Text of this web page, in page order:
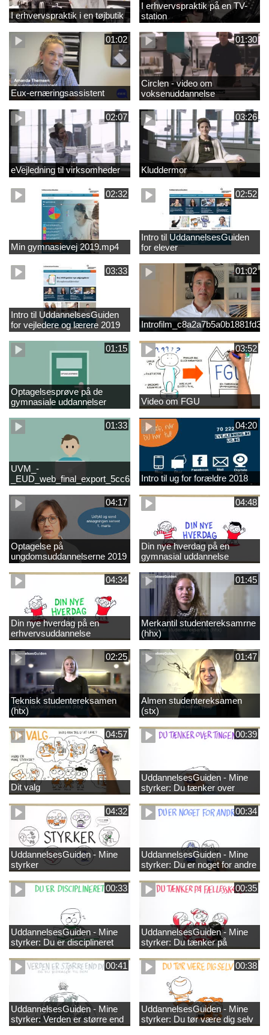
I erhvervspraktik i en tøjbutik
I erhvervspraktik på en TV-
station
01:02
Eux-ernæringsassistent
01:30
Circlen - video om
voksenuddannelse
02:07
eVejledning til virksomheder
03:26
Kluddermor
02:32
Min gymnasievej 2019.mp4
02:52
Intro til UddannelsesGuiden
for elever
03:33
Intro til UddannelsesGuiden
for vejledere og lærere 2019
01:02
01:15
Optagelsesprøve på de
gymnasiale uddannelser
03:52
Video om FGU
01:33
UVM_-
04:20
Intro til ug for forældre 2018
04:17
Optagelse på
ungdomsuddannelserne 2019
04:48
Din nye hverdag på en
gymnasial uddannelse
04:34
Din nye hverdag på en
erhvervsuddannelse
01:45
Merkantil studentereksamrne
(hhx)
02:25
Teknisk studentereksamen
(htx)
01:47
Almen studentereksamen
(stx)
04:57
Dit valg
00:39
UddannelsesGuiden - Mine
styrker: Du tænker over
tingene
04:32
UddannelsesGuiden - Mine
styrker
00:34
UddannelsesGuiden - Mine
styrker: Du er noget for andre
00:33
UddannelsesGuiden - Mine
styrker: Du er disciplineret
00:35
UddannelsesGuiden - Mine
styrker: Du tænker på
fællesskabet
00:41
UddannelsesGuiden - Mine
styrker: Verden er større end
dig og du bidrager til den
00:38
UddannelsesGuiden - Mine
styrker: Du tør være dig selv